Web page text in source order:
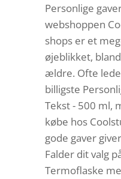
Personlige
webshoppen
shops er et
øjeblikket,
ældre. Ofte
billigste
Tekst - 500 ml,
købe hos
gode gaver
Falder dit valg
Termoflaske